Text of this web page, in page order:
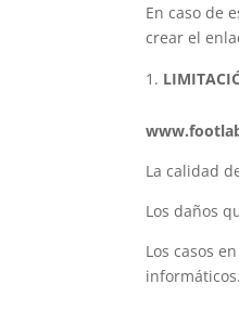
En caso de
crear el
La calidad
Los daños
Los casos
informáticos.